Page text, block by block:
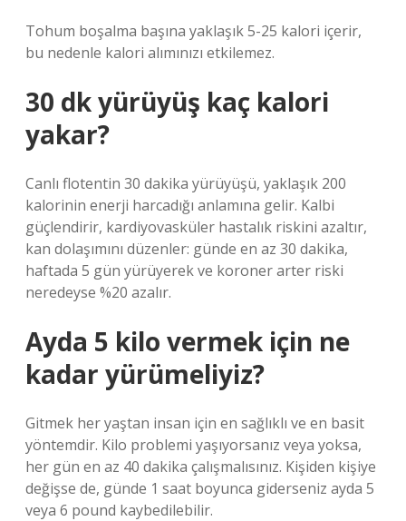
Tohum boşalma başına yaklaşık 5-25 kalori içerir,
bu nedenle kalori alımınızı etkilemez.
30 dk yürüyüş kaç kalori
yakar?
Canlı flotentin 30 dakika yürüyüşü, yaklaşık 200
kalorinin enerji harcadığı anlamına gelir. Kalbi
güçlendirir, kardiyovasküler hastalık riskini azaltır,
kan dolaşımını düzenler: günde en az 30 dakika,
haftada 5 gün yürüyerek ve koroner arter riski
neredeyse %20 azalır.
Ayda 5 kilo vermek için ne
kadar yürümeliyiz?
Gitmek her yaştan insan için en sağlıklı ve en basit
yöntemdir. Kilo problemi yaşıyorsanız veya yoksa,
her gün en az 40 dakika çalışmalısınız. Kişiden kişiye
değişse de, günde 1 saat boyunca giderseniz ayda 5
veya 6 pound kaybedilebilir.